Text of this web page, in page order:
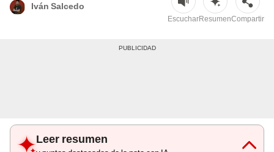
Iván Salcedo
EscucharResumenCompartir
Leer resumen